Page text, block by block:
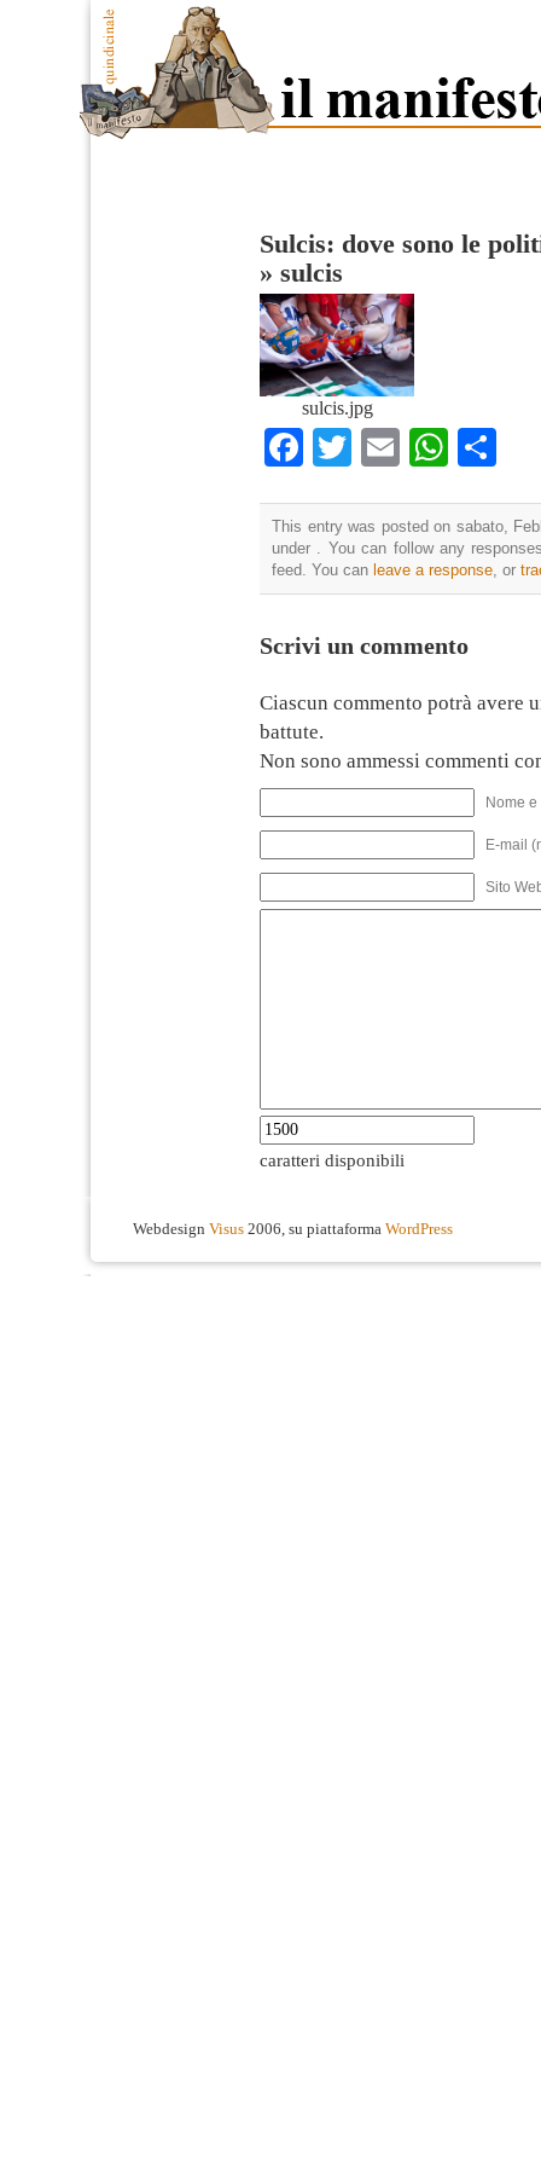
Sulcis: dove sono le
» sulcis
sulcis.jpg
Facebook
TwitterEmail
This entry was posted on sabato,
under . You can follow any
feed. You can leave a response, or
Scrivi un commento
Ciascun commento potrà avere
battute.
Non sono ammessi commenti
Nome
E-mail
Sito
caratteri disponibili
Webdesign Visus 2006, su piattaforma WordPress